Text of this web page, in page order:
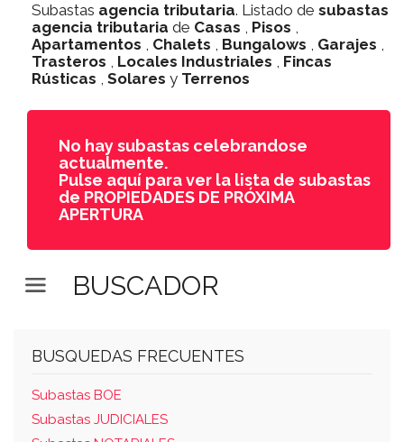
Subastas agencia tributaria. Listado de subastas
agencia tributaria de Casas , Pisos ,
Apartamentos , Chalets , Bungalows , Garajes ,
Trasteros , Locales Industriales , Fincas
Rústicas , Solares y Terrenos
No hay subastas celebrandose
actualmente.
Pulse aquí para ver la lista de subastas
de PROPIEDADES DE PRÓXIMA
APERTURA
BUSCADOR
BUSQUEDAS FRECUENTES
Subastas BOE
Subastas JUDICIALES